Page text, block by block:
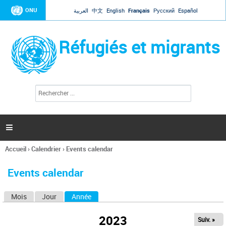
Jump to navigation
ONU العربية 中文 English Français Русский Español
Réfugiés et migrants
l
c
h
e

Vous
ici
Accueil›Calendrier› Events calendar
Events calendar
Mois Jour Année
2023 Suiv. »